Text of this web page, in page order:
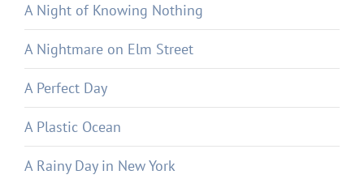
A Night of Knowing Nothing
A Nightmare on Elm Street
A Perfect Day
A Plastic Ocean
A Rainy Day in New York